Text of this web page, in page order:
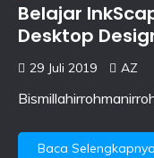
Belajar
Desktop
29 Juli 2019 AZ
Baca Selengkapnya